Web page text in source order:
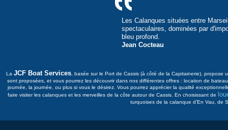
Les Calanques situées entre
spectaculaires, dominées par
bleu profond.
Jean Cocteau
La JCF Boat Services , basée sur le Port de Cassis (à côté de la Capitainerie),
sont proposées, et vous pourrez les découvrir dans nos différentes offres : location de
journée, la journée, ou plus si vous le désirez. Vous pourrez apprécier la qualité
faire visiter les calanques et les merveilles de la côte autour de Cassis. En choisissant de
turquoises de la calanque d’En Vau, de